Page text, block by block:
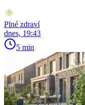
Plné zdraví
dnes, 19:43
5 min